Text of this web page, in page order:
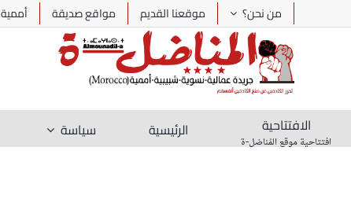
من نحن؟ موقعنا القديم مواقع صديقة أممية
الافتتاحية
افتتاحية موقع المُناضل-ة
الرئيسية سياسة